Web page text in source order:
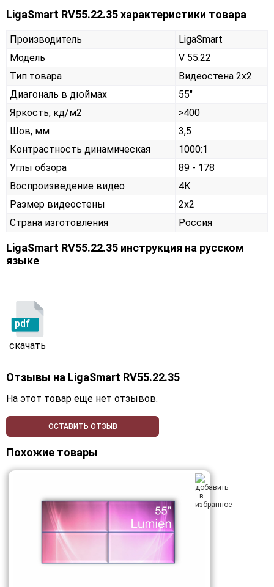
LigaSmart RV55.22.35 характеристики товара
Производитель
LigaSmart
Модель
V 55.22
Тип товара
Видеостена 2х2
Диагональ в дюймах
55"
Яркость, кд/м2
>400
Шов, мм
3,5
Контрастность динамическая
1000:1
Углы обзора
89 - 178
Воспроизведение видео
4К
Размер видеостены
2x2
Страна изготовления
Россия
LigaSmart RV55.22.35 инструкция на русском
языке
pdf
скачать
Отзывы на LigaSmart RV55.22.35
На этот товар еще нет отзывов.
ОСТАВИТЬ ОТЗЫВ
Похожие товары